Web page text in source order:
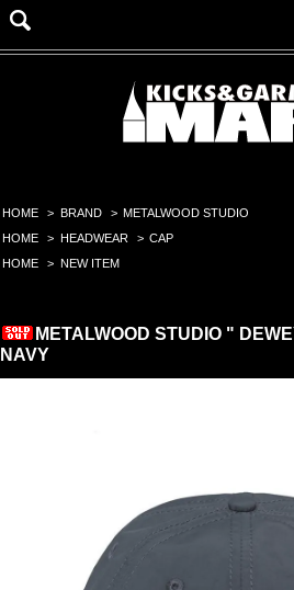
HOME > BRAND > METALWOOD STUDIO
HOME
> HEADWEAR > CAP
HOME
> NEW ITEM
METALWOOD STUDIO "
NAVY